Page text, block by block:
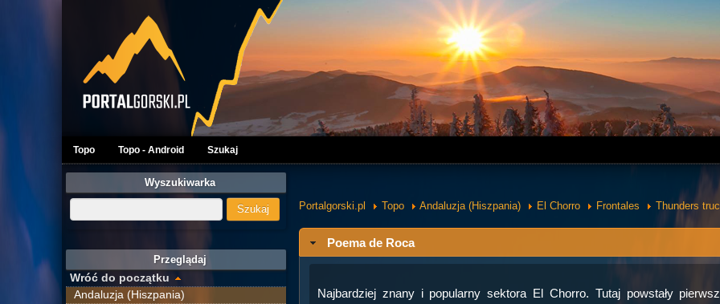
Topo Topo - Android Szukaj
Portalgorski.pl Topo Andaluzja (Hiszpania) El Chorro Frontales Thunders
Poema de Roca
Najbardziej znany i popularny sektora El Chorro. Tutaj powstały
Wyszukiwarka
Przeglądaj
Wróć do początku
Andaluzja (Hiszpania)